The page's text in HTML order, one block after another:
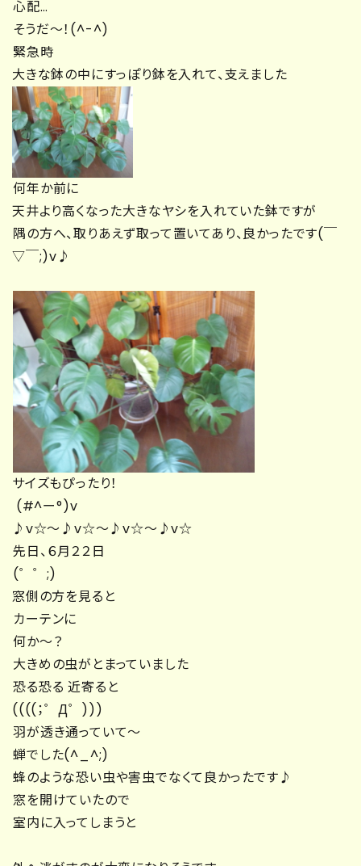
心配…
そうだ～！(^-^)
緊急時
大きな鉢の中にすっぽり鉢を入れて、支えました
何年か前に
天井より高くなった大きなヤシを入れていた鉢ですが
隅の方へ、取りあえず取って置いてあり、良かったです(￣
▽￣;)v♪
サイズもぴったり！
(#^ー°)v
♪v☆～♪v☆～♪v☆～♪v☆
先日、６月２２日
(゜゜;)
窓側の方を見ると
カーテンに
何か～？
大きめの虫がとまっていました
恐る恐る 近寄ると
((((；゜Д゜)))
羽が透き通っていて～
蝉でした(^_^;)
蜂のような恐い虫や害虫でなくて良かったです♪
窓を開けていたので
室内に入ってしまうと